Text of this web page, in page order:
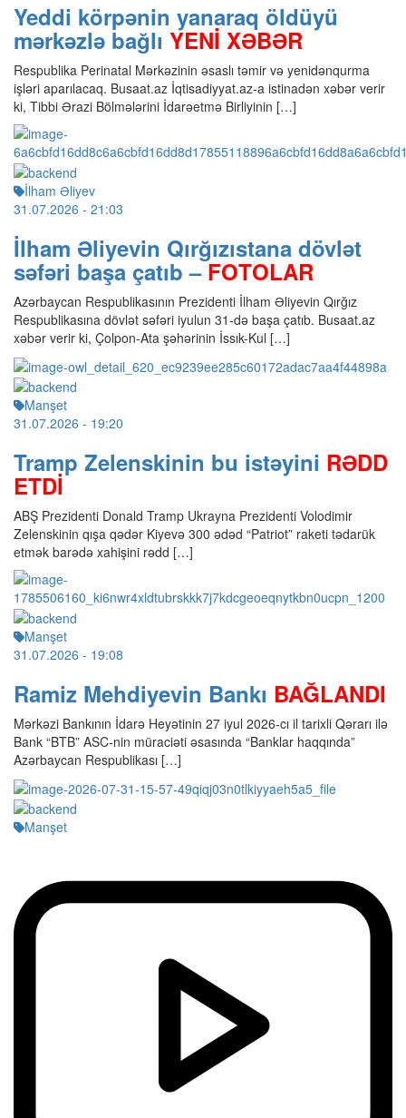
Yeddi körpənin yanaraq öldüyü
mərkəzlə bağlı YENİ XƏBƏR
Respublika Perinatal Mərkəzinin əsaslı təmir və yenidənqurma
işləri aparılacaq. Busaat.az İqtisadiyyat.az-a istinadən xəbər verir
ki, Tibbi Ərazi Bölmələrini İdarəetmə Birliyinin […]
İlham Əliyev
31.07.2026 - 21:03
İlham Əliyevin Qırğızıstana dövlət
səfəri başa çatıb –FOTOLAR
Azərbaycan Respublikasının Prezidenti İlham Əliyevin Qırğız
Respublikasına dövlət səfəri iyulun 31-də başa çatıb. Busaat.az
xəbər verir ki, Çolpon-Ata şəhərinin İssık-Kul […]
Manşet
31.07.2026 - 19:20
Tramp Zelenskinin bu istəyini RƏDD
ETDİ
ABŞ Prezidenti Donald Tramp Ukrayna Prezidenti Volodimir
Zelenskinin qışa qədər Kiyevə 300 ədəd “Patriot” raketi tədarük
etmək barədə xahişini rədd […]
Manşet
31.07.2026 - 19:08
Ramiz Mehdiyevin Bankı BAĞLANDI
Mərkəzi Bankının İdarə Heyətinin 27 iyul 2026-cı il tarixli Qərarı ilə
Bank “BTB” ASC-nin müraciəti əsasında “Banklar haqqında”
Azərbaycan Respublikası […]
Manşet